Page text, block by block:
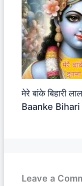
मेरे बांके बिहारी
Baanke
Leave a